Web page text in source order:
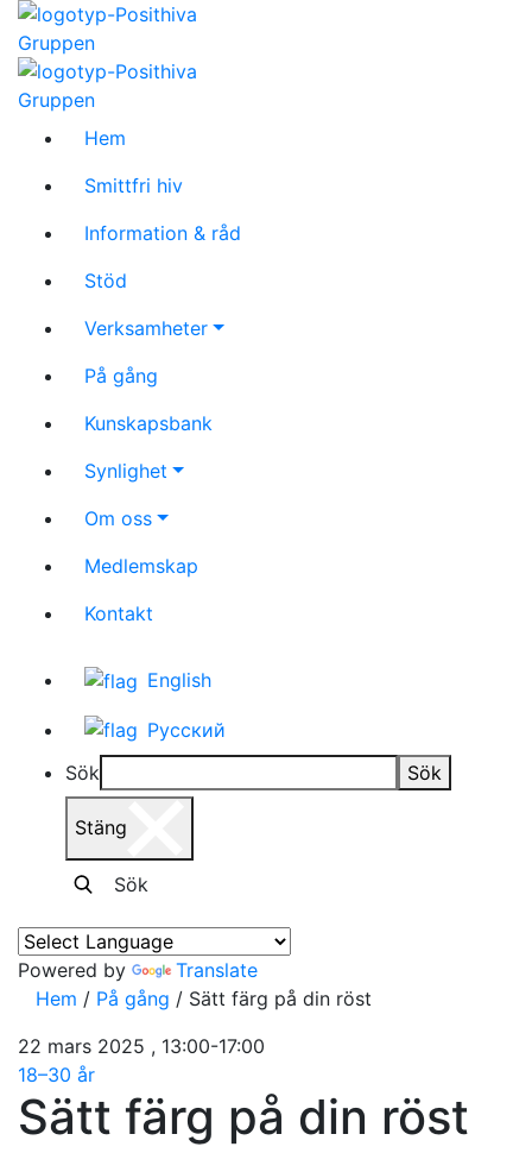
Hem
Smittfri hiv
Information & råd
Stöd
Verksamheter
På gång
Kunskapsbank
Synlighet
Om oss
Medlemskap
Kontakt
English
Русский
Sök
Sök
Stäng
Sök
Powered by
Translate
Hem / På gång / Sätt färg på din röst
22 mars 2025 , 13:00-17:00
18–30 år
Sätt färg på din röst